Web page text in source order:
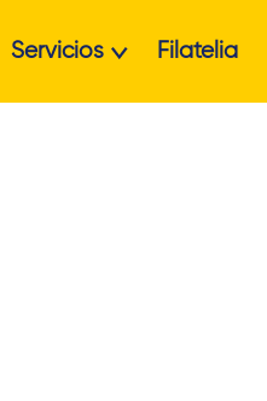
Servicios Filatelia